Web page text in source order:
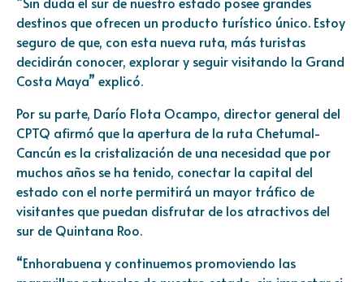
destinos que ofrecen un producto turístico único. Estoy
seguro de que, con esta nueva ruta, más turistas
decidirán conocer, explorar y seguir visitando la Grand
Costa Maya” explicó.
Por su parte, Darío Flota Ocampo, director general del
CPTQ afirmó que la apertura de la ruta Chetumal-
Cancún es la cristalización de una necesidad que por
muchos años se ha tenido, conectar la capital del
estado con el norte permitirá un mayor tráfico de
visitantes que puedan disfrutar de los atractivos del
sur de Quintana Roo.
“Enhorabuena y continuemos promoviendo las